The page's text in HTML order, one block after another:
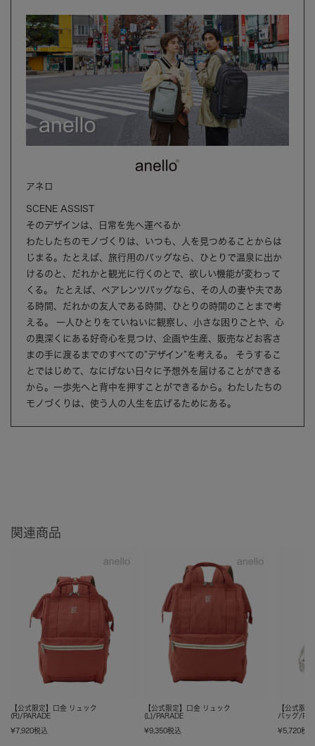
アネロ
SCENE ASSIST
そのデザインは、日常を先へ運べるか
わたしたちのモノづくりは、いつも、人を見つめることからは
じまる。たとえば、旅行用のバッグなら、ひとりで温泉に出か
けるのと、だれかと観光に行くのとで、欲しい機能が変わって
くる。 たとえば、ペアレンツバッグなら、その人の妻や夫であ
る時間、だれかの友人である時間、ひとりの時間のことまで考
える。 一人ひとりをていねいに観察し、小さな困りごとや、心
の奥深くにある好奇心を見つけ、企画や生産、販売などお客さ
まの手に渡るまでのすべての”デザイン”を考える。 そうするこ
とではじめて、なにげない日々に予想外を届けることができる
から。一歩先へと背中を押すことができるから。わたしたちの
モノづくりは、使う人の人生を広げるためにある。
関連商品
【公式限定】口金 リュック
(R)/PARADE
¥7,920税込
【公式限定】口金 リュック
(L)/PARADE
¥9,350税込
【公式限
バッグ/
¥5,720税込